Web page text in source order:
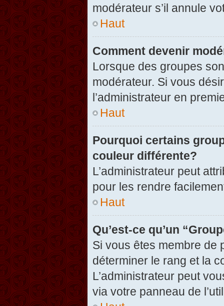
modérateur s’il annule
Haut
Comment devenir
Lorsque des groupes
modérateur. Si vous
l’administrateur en
Haut
Pourquoi certains
couleur différente?
L’administrateur peut
pour les rendre
Haut
Qu’est-ce qu’un
Si vous êtes membre de
déterminer le rang et la
L’administrateur peut
via votre panneau de